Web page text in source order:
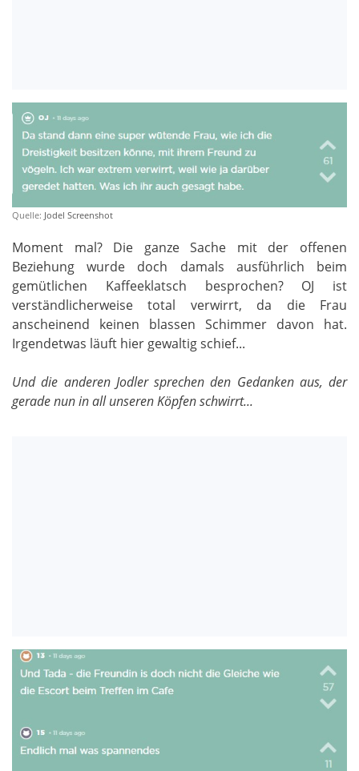
Quelle: Jodel Screenshot
Moment mal? Die ganze Sache mit der offenen
Beziehung wurde doch damals ausführlich beim
gemütlichen Kaffeeklatsch besprochen? OJ ist
verständlicherweise total verwirrt, da die Frau
anscheinend keinen blassen Schimmer davon hat.
Irgendetwas läuft hier gewaltig schief...
Und die anderen Jodler sprechen den Gedanken aus, der
gerade nun in all unseren Köpfen schwirrt...